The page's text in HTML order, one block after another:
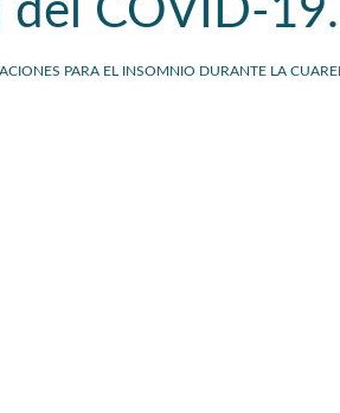
del COVID-19.
PARA EL INSOMNIO DURANTE LA